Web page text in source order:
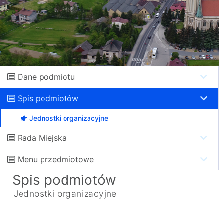
Dane podmiotu
Spis podmiotów
Jednostki organizacyjne
Rada Miejska
Menu przedmiotowe
Spis podmiotów
Jednostki organizacyjne